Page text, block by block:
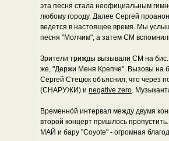
эта песня стала неофициальным
любому городу. Далее Сергей
ведется в настоящее время. Мы
песня "Молчим", а затем СМ
Зрители трижды вызывали СМ на
же, "Держи Меня Крепче". Вызовы на
Сергей Стецюк объяснил, что через
(СНАРУЖИ) и negative zero.
Временно́й интервал между двумя
второй концерт пришлось
МАЙ и бару "Coyote" - огромная